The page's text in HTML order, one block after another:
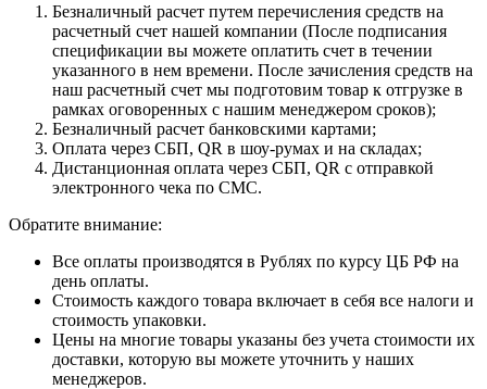
Безналичный расчет путем перечисления средств на
расчетный счет нашей компании (После подписания
спецификации вы можете оплатить счет в течении
указанного в нем времени. После зачисления средств на
наш расчетный счет мы подготовим товар к отгрузке в
рамках оговоренных с нашим менеджером сроков);
Безналичный расчет банковскими картами;
Оплата через СБП, QR в шоу-румах и на складах;
Дистанционная оплата через СБП, QR с отправкой
электронного чека по СМС.
Обратите внимание:
Все оплаты производятся в Рублях по курсу ЦБ РФ на
день оплаты.
Стоимость каждого товара включает в себя все налоги и
стоимость упаковки.
Цены на многие товары указаны без учета стоимости их
доставки, которую вы можете уточнить у наших
менеджеров.